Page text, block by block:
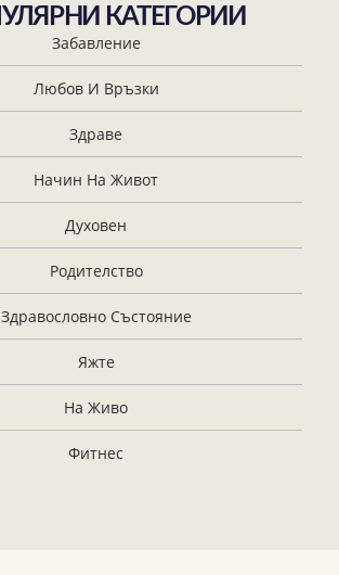
КАТЕГОРИИ
Забавление
Любов И Връзки
Здраве
Начин На Живот
Духовен
Родителство
Здравословно Състояние
Яжте
На Живо
Фитнес